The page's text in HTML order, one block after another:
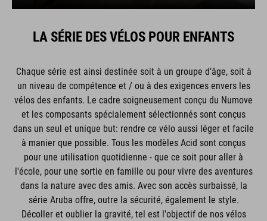
LA SÉRIE DES VÉLOS POUR ENFANTS
Chaque série est ainsi destinée soit à un groupe d’âge, soit à
un niveau de compétence et / ou à des exigences envers les
vélos des enfants. Le cadre soigneusement conçu du Numove
et les composants spécialement sélectionnés sont conçus
dans un seul et unique but: rendre ce vélo aussi léger et facile
à manier que possible. Tous les modèles Acid sont conçus
pour une utilisation quotidienne - que ce soit pour aller à
l'école, pour une sortie en famille ou pour vivre des aventures
dans la nature avec des amis. Avec son accès surbaissé, la
série Aruba offre, outre la sécurité, également le style.
Décoller et oublier la gravité, tel est l'objectif de nos vélos